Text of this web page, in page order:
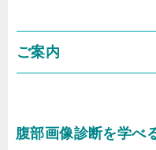
ご案内
腹部画像診断を学べ